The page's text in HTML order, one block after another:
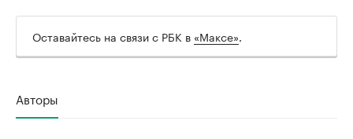
Оставайтесь на связи с РБК в «Максе».
Авторы